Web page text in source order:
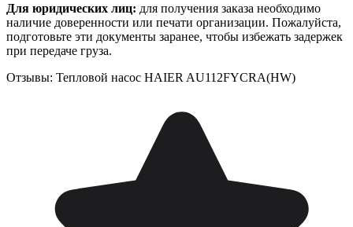
Для юридических лиц: для получения заказа необходимо
наличие доверенности или печати организации. Пожалуйста,
подготовьте эти документы заранее, чтобы избежать задержек
при передаче груза.
Отзывы: Тепловой насос HAIER AU112FYCRA(HW)